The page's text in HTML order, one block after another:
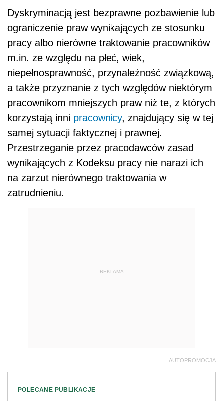
Dyskryminacją jest bezprawne pozbawienie lub
ograniczenie praw wynikających ze stosunku
pracy albo nierówne traktowanie pracowników
m.in. ze względu na płeć, wiek,
niepełnosprawność, przynależność związkową,
a także przyznanie z tych względów niektórym
pracownikom mniejszych praw niż te, z których
korzystają inni pracownicy, znajdujący się w tej
samej sytuacji faktycznej i prawnej.
Przestrzeganie przez pracodawców zasad
wynikających z Kodeksu pracy nie narazi ich
na zarzut nierównego traktowania w
zatrudnieniu.
REKLAMA
AUTOPROMOCJA
POLECANE PUBLIKACJE